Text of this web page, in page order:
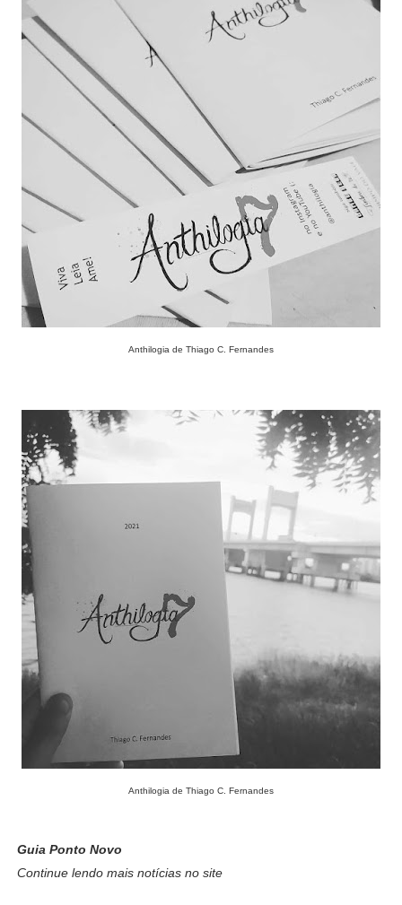
Anthilogia de Thiago C. Fernandes
Anthilogia de Thiago C. Fernandes
Guia Ponto Novo
Continue lendo mais notícias no site